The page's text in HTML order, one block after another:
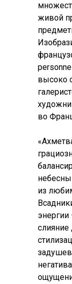
живой
высоко
во
из
слияние